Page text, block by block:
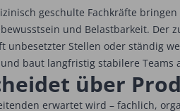
geschulte Fachkräfte
und Belastbarkeit.
Stellen oder ständig
baut langfristig stabilere Teams
über
erwartet wird – fachlich,